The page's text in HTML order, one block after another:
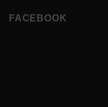
FACEBOOK